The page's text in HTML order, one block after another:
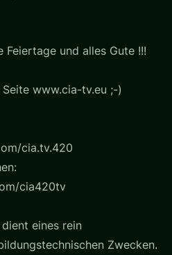
Feiertage und alles Gute !!!
www.cia-tv.eu ;-)
cia.tv.420
cia420tv
eines rein
Zwecken.